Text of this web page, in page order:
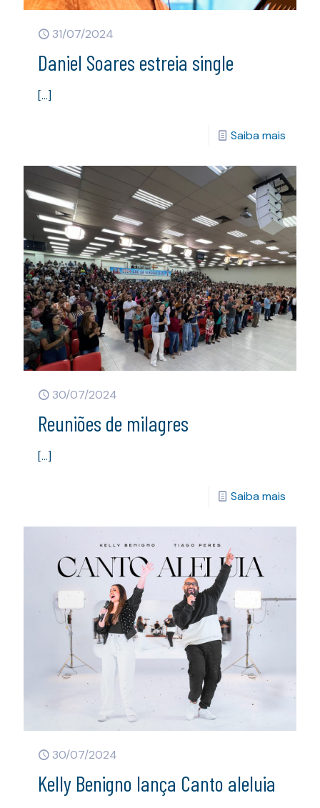
31/07/2024
Daniel Soares estreia single
[…]
Saiba mais
30/07/2024
Reuniões de milagres
[…]
Saiba mais
30/07/2024
Kelly Benigno lança Canto aleluia